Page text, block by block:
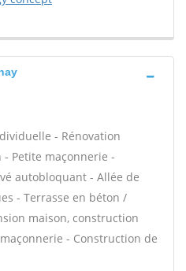
- Rénovation
- Petite maçonnerie -
autobloquant - Allée de
- Terrasse en béton /
maison, construction
- Construction de